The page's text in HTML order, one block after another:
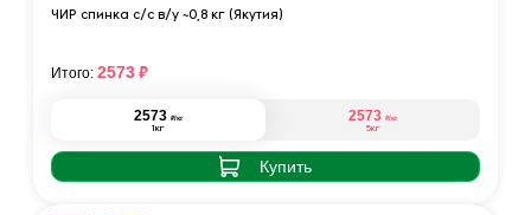
ЧИР спинка с/с в/у ~0,8 кг (Якутия)
2573 ₽/кг
1кг
2573 ₽/кг
5кг
Купить
Итого: 2573₽